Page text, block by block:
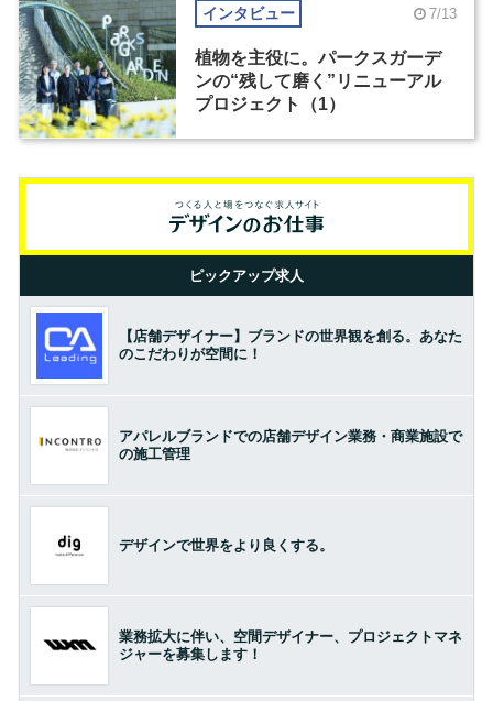
インタビュー 7/13
植物を主役に。パークスガーデ
ンの“残して磨く”リニューアル
プロジェクト（1）
ピックアップ求人
【店舗デザイナー】ブランドの世界観を創る。あなた
のこだわりが空間に！
アパレルブランドでの店舗デザイン業務・商業施設で
の施工管理
デザインで世界をより良くする。
業務拡大に伴い、空間デザイナー、プロジェクトマネ
ジャーを募集します！